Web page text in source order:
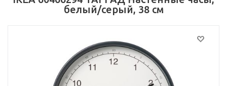
белый/серый, 38 см